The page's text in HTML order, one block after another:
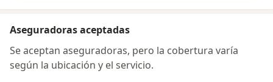
Aseguradoras aceptadas
Se aceptan aseguradoras, pero la cobertura varía
según la ubicación y el servicio.